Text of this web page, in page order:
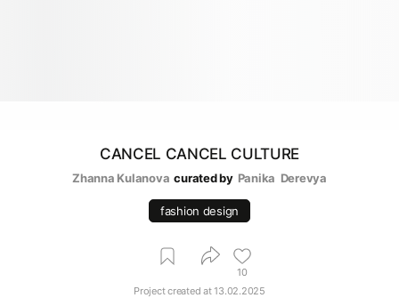
CANCEL CANCEL CULTURE
Zhanna Kulanova curated by Panika  Derevya
fashion design
10
Project created at13.02.2025